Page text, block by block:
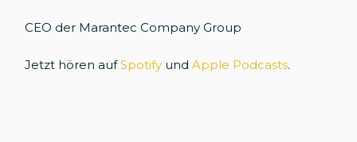
CEO der Marantec Company Group
Jetzt hören aufSpotify undApple Podcasts.